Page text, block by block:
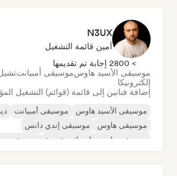
N3UX
أمين قائمة التشغيل
> 2800 إجابة تم تقديمها
موسيقى الأسيد هاوسموسيقى أمبيانت
إلكترونيكا
إضافة فنانين إلى قائمة (قوائم) التشغيل
موسيقى الأسيد هاوس موسيقى أمبيانت
موسيقى هاوس
موسيقى إندي دانس
موسيقى هاوس ملوديك وتقدمية
موسيقى